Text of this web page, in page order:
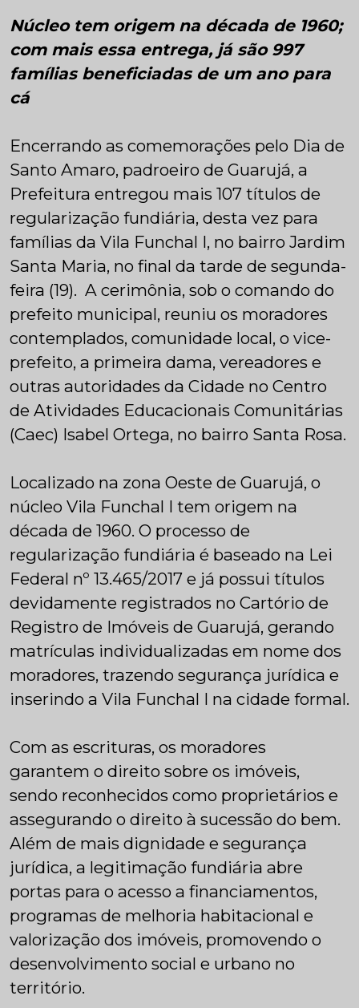
Núcleo tem origem na década de 1960;
com mais essa entrega, já são 997
famílias beneficiadas de um ano para
cá
Encerrando as comemorações pelo Dia de
Santo Amaro, padroeiro de Guarujá, a
Prefeitura entregou mais 107 títulos de
regularização fundiária, desta vez para
famílias da Vila Funchal I, no bairro Jardim
Santa Maria, no final da tarde de segunda-
feira (19). A cerimônia, sob o comando do
prefeito municipal, reuniu os moradores
contemplados, comunidade local, o vice-
prefeito, a primeira dama, vereadores e
outras autoridades da Cidade no Centro
de Atividades Educacionais Comunitárias
(Caec) Isabel Ortega, no bairro Santa Rosa.
Localizado na zona Oeste de Guarujá, o
núcleo Vila Funchal I tem origem na
década de 1960. O processo de
regularização fundiária é baseado na Lei
Federal nº 13.465/2017 e já possui títulos
devidamente registrados no Cartório de
Registro de Imóveis de Guarujá, gerando
matrículas individualizadas em nome dos
moradores, trazendo segurança jurídica e
inserindo a Vila Funchal I na cidade formal.
Com as escrituras, os moradores
garantem o direito sobre os imóveis,
sendo reconhecidos como proprietários e
assegurando o direito à sucessão do bem.
Além de mais dignidade e segurança
jurídica, a legitimação fundiária abre
portas para o acesso a financiamentos,
programas de melhoria habitacional e
valorização dos imóveis, promovendo o
desenvolvimento social e urbano no
território.